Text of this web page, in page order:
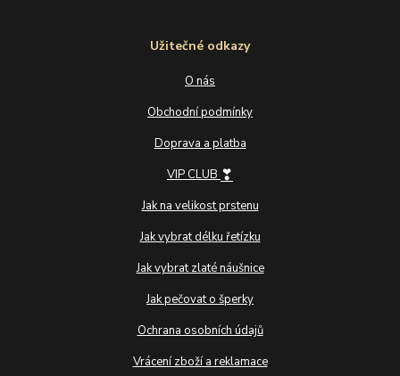
Užitečné odkazy
O nás
Obchodní podmínky
Doprava a platba
VIP CLUB ❣
Jak na velikost prstenu
Jak vybrat délku řetízku
Jak vybrat zlaté náušnice
Jak pečovat o šperky
Ochrana osobních údajů
Vrácení zboží a reklamace